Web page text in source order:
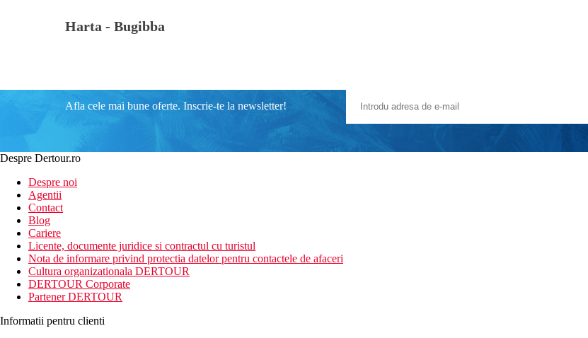
Harta - Bugibba
Afla cele mai bune oferte. Inscrie-te la newsletter!
Despre Dertour.ro
Despre noi
Agentii
Contact
Blog
Cariere
Licente, documente juridice si contractul cu turistul
Nota de informare privind protectia datelor pentru contactele de afaceri
Cultura organizationala DERTOUR
DERTOUR Corporate
Partener DERTOUR
Informatii pentru clienti